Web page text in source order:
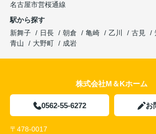
名古屋市営桜通線
駅から探す
新舞子
日長 朝倉 亀崎 乙川 古見
青山
大野町 成岩
株式会社M＆Kホーム
0562-55-6272 お
〒478-0017